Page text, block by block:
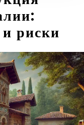
риски